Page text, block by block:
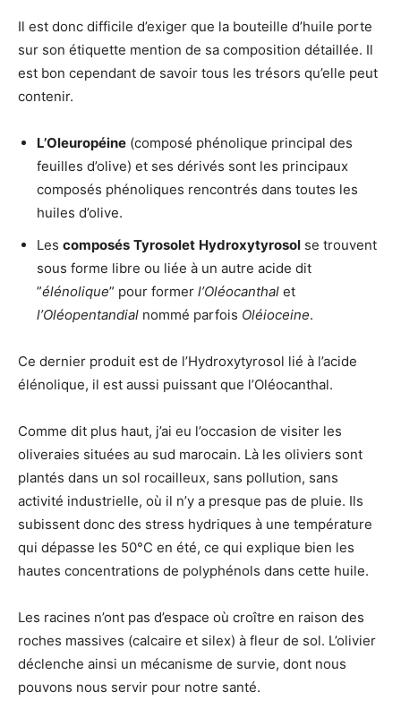
Il est donc difficile d’exiger que la bouteille d’huile porte
sur son étiquette mention de sa composition détaillée. Il
est bon cependant de savoir tous les trésors qu’elle peut
contenir.
L’Oleuropéine (composé phénolique principal des
feuilles d’olive) et ses dérivés sont les principaux
composés phénoliques rencontrés dans toutes les
huiles d’olive.
Les composés Tyrosolet Hydroxytyrosol se trouvent
sous forme libre ou liée à un autre acide dit
”élénolique” pour former l’Oléocanthal et
l’Oléopentandial nommé parfois Oléioceine.
Ce dernier produit est de l’Hydroxytyrosol lié à l’acide
élénolique, il est aussi puissant que l’Oléocanthal.
Comme dit plus haut, j’ai eu l’occasion de visiter les
oliveraies situées au sud marocain. Là les oliviers sont
plantés dans un sol rocailleux, sans pollution, sans
activité industrielle, où il n’y a presque pas de pluie. Ils
subissent donc des stress hydriques à une température
qui dépasse les 50°C en été, ce qui explique bien les
hautes concentrations de polyphénols dans cette huile.
Les racines n’ont pas d’espace où croître en raison des
roches massives (calcaire et silex) à fleur de sol. L’olivier
déclenche ainsi un mécanisme de survie, dont nous
pouvons nous servir pour notre santé.